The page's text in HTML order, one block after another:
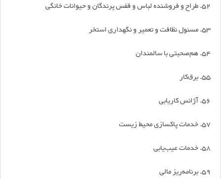
52. طراح و فروشنده لباس و قفس پرندگان و حیوانات خانگی
53. مسئول نظافت و تعمیر و نگهداری استخر
۵۴. هم‌صحبتی با سالمندان
۵۵. برق‌کار
۵۶. آژانس کاریابی
57. خدمات پاکسازی محیط زیست
58. خدمات عیب‌یابی
59. برنامه‌ریز مالی